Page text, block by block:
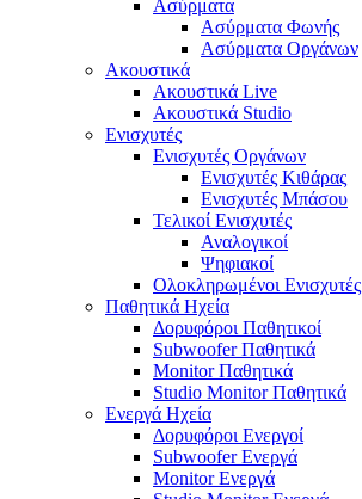
Ασύρματα
Ασύρματα Φωνής
Ασύρματα Οργάνων
Ακουστικά
Ακουστικά Live
Ακουστικά Studio
Ενισχυτές
Ενισχυτές Οργάνων
Ενισχυτές Κιθάρας
Ενισχυτές Μπάσου
Τελικοί Ενισχυτές
Αναλογικοί
Ψηφιακοί
Ολοκληρωμένοι Ενισχυτές
Παθητικά Ηχεία
Δορυφόροι Παθητικοί
Subwoofer Παθητικά
Monitor Παθητικά
Studio Monitor Παθητικά
Ενεργά Ηχεία
Δορυφόροι Ενεργοί
Subwoofer Ενεργά
Monitor Ενεργά